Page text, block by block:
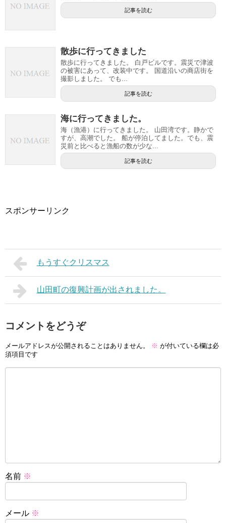
記事を読む
散歩に行ってきました
散歩に行ってきました。 白戸ビルです。震災で津波
の被害にあって、改装中です。 国道沿いの商店街を
撮影しました。 でも...
記事を読む
海に行ってきました。
海（漁港）に行ってきました。 山田湾です。静かで
すが、高潮でした。 船が停泊してました。でも、震
災前と比べると漁船の数が少な...
記事を読む
スポンサーリンク
もうすぐクリスマス
山田町の復興計画が出されました。
コメントをどうぞ
メールアドレスが公開されることはありません。 ※ が付いている欄は必
須項目です
名前 ※
メール ※